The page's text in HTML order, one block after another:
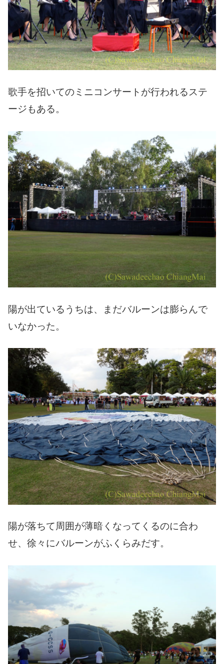
歌手を招いてのミニコンサートが行われるステ
ージもある。
陽が出ているうちは、まだバルーンは膨らんで
いなかった。
陽が落ちて周囲が薄暗くなってくるのに合わ
せ、徐々にバルーンがふくらみだす。